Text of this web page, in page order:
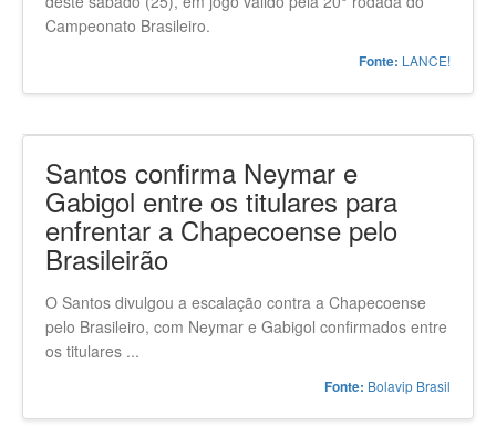
Campeonato Brasileiro.
Fonte: LANCE!
Santos confirma Neymar e
Gabigol entre os titulares para
enfrentar a Chapecoense pelo
Brasileirão
O Santos divulgou a escalação contra a Chapecoense
pelo Brasileiro, com Neymar e Gabigol confirmados entre
os titulares ...
Fonte: Bolavip Brasil